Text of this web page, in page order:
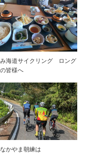
み海道サイクリング ロング
皆様へ
かやま朝練は